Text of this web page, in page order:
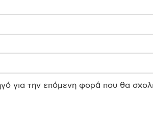
για την επόμενη φορά που θα